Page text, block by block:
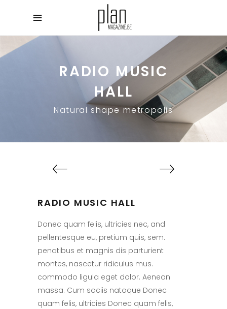
RADIO MUSIC
HALL
Natural shape metropolis
RADIO MUSIC HALL
Donec quam felis, ultricies nec, and
pellentesque eu, pretium quis, sem.
penatibus et magnis dis parturient
montes, nascetur ridiculus mus.
commodo ligula eget dolor. Aenean
massa. Cum sociis natoque Donec
quam felis, ultricies Donec quam felis,